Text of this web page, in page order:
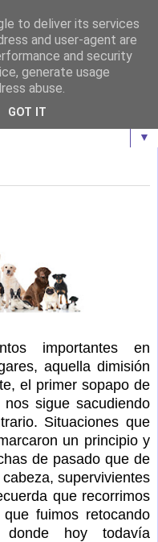
sensaciones y riesgo.
▼
importantes en
aquella dimisión
el primer sopapo de
sigue sacudiendo
Situaciones que
un principio y
de pasado que de
supervivientes
que recorrimos
fuimos retocando
hoy todavía
to deliver its services
and user-agent are
and security
generate usage
abuse.
GOT IT